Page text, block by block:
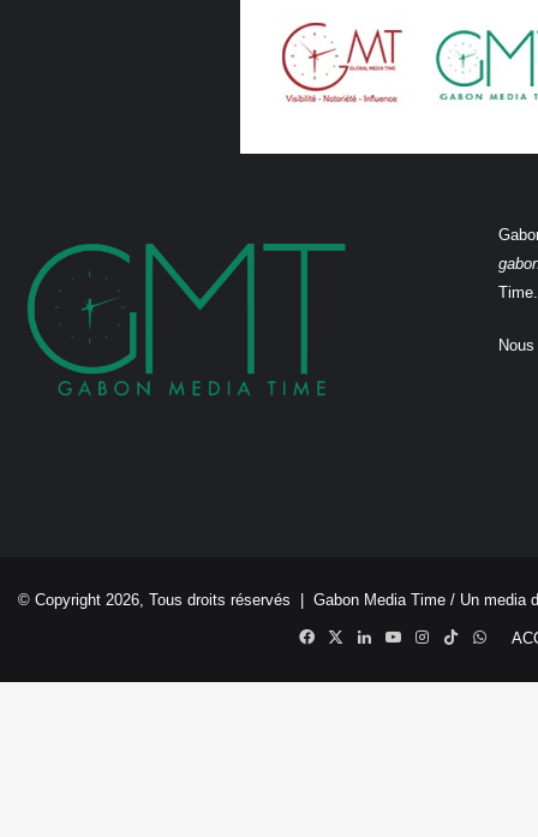
Time.
© Copyright 2026, Tous droits réservés | Gabon Media Time / Un media
Facebook
X LinkedinYouTubeInstagram
TikTok